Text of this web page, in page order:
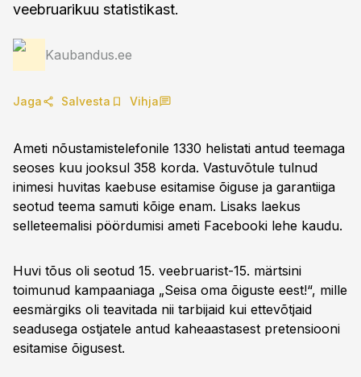
veebruarikuu statistikast.
Kaubandus.ee
Jaga Salvesta Vihja
Ameti nõustamistelefonile 1330 helistati antud teemaga
seoses kuu jooksul 358 korda. Vastuvõtule tulnud
inimesi huvitas kaebuse esitamise õiguse ja garantiiga
seotud teema samuti kõige enam. Lisaks laekus
selleteemalisi pöördumisi ameti Facebooki lehe kaudu.
Huvi tõus oli seotud 15. veebruarist-15. märtsini
toimunud kampaaniaga „Seisa oma õiguste eest!“, mille
eesmärgiks oli teavitada nii tarbijaid kui ettevõtjaid
seadusega ostjatele antud kaheaastasest pretensiooni
esitamise õigusest.